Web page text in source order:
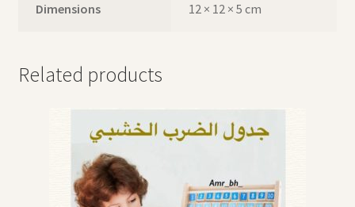
Dimensions 12 × 12 × 5 cm
Related products